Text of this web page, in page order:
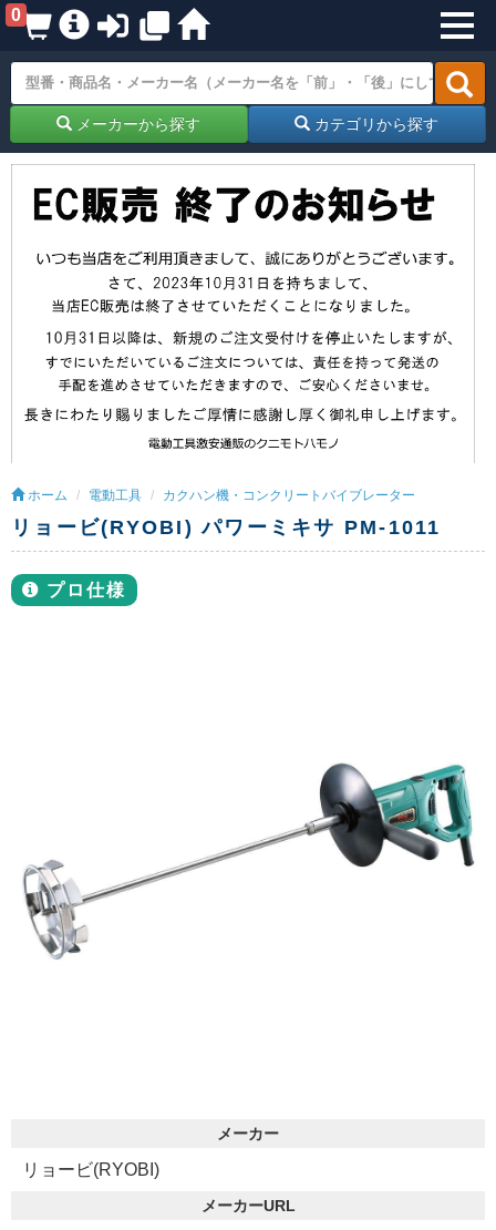
0
メーカーから探す カテゴリから探す
ホーム 電動工具 カクハン機・コンクリートバイブレーター
リョービ(RYOBI) パワーミキサ PM-1011
プロ仕様
メーカー
リョービ(RYOBI)
メーカーURL